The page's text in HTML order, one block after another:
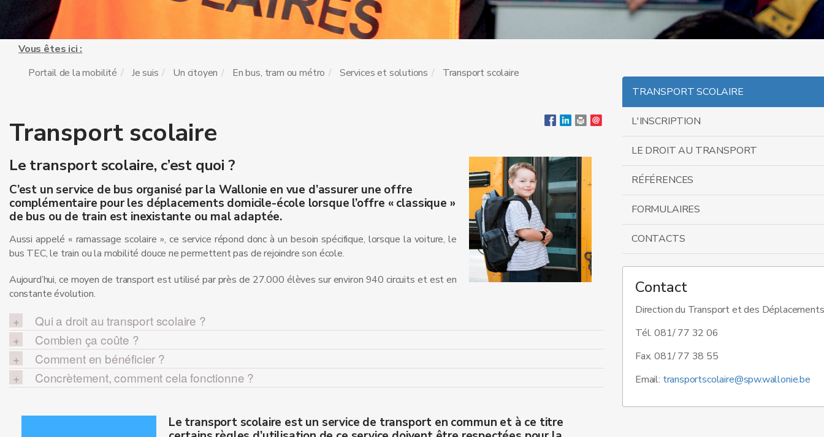
Vous êtes ici :
Portail de la mobilité
Je suis Un citoyen En bus, tram ou métro Services et solutions Transport scolaire
Transport scolaire
Le transport scolaire, c’est quoi ?
C’est un service de bus organisé par la Wallonie en vue d’assurer une offre
complémentaire pour les déplacements domicile-école lorsque l’offre « classique »
de bus ou de train est inexistante ou mal adaptée.
Aussi appelé « ramassage scolaire », ce service répond donc à un besoin spécifique, lorsque la voiture, le
bus TEC, le train ou la mobilité douce ne permettent pas de rejoindre son école.
Aujourd’hui, ce moyen de transport est utilisé par près de 27.000 élèves sur environ 940 circuits et est en
constante évolution.
Qui a droit au transport scolaire ?
Combien ça coûte ?
Comment en bénéficier ?
Concrètement, comment cela fonctionne ?
Le transport scolaire est un service de transport en commun et à ce titre
TRANSPORT SCOLAIRE
L'INSCRIPTION
LE DROIT AU TRANSPORT
RÉFÉRENCES
FORMULAIRES
CONTACTS
Contact
Direction du Transport et des
Tél. 081/ 77 32 06
Fax. 081/ 77 38 55
Email: transportscolaire@spw.wallonie.be